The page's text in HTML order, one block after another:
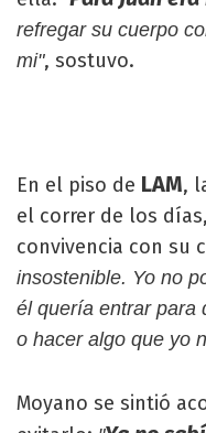
refregar su cuerpo
mi", sostuvo.
En el piso de LAM,
el correr de los
convivencia con su
insostenible. Yo no
él quería entrar para
o hacer algo que yo
Moyano se sintió